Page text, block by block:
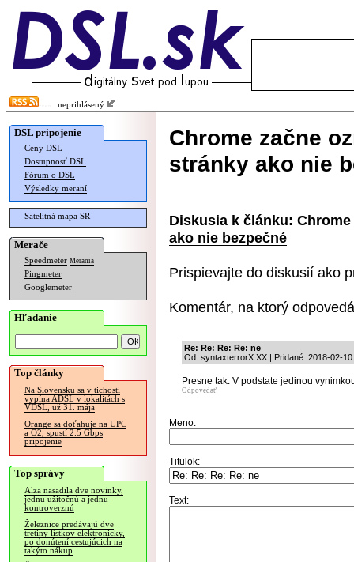
neprihlásený
DSL pripojenie
Ceny DSL
Dostupnosť DSL
Fórum o DSL
Výsledky meraní
Satelitná mapa SR
Merače
Speedmeter Merania
Pingmeter
Googlemeter
Hľadanie
Top články
Na Slovensku sa v tichosti
vypína ADSL v lokalitách s
VDSL, už 31. mája
Orange sa doťahuje na UPC
a O2, spustí 2.5 Gbps
pripojenie
Top správy
Alza nasadila dve novinky,
jednu užitočnú a jednu
kontroverznú
Železnice predávajú dve
tretiny lístkov elektronicky,
po donútení cestujúcich na
takýto nákup
Chrome začne
stránky ako nie
Diskusia k článku:
ako nie bezpečné
Prispievajte do diskusií ako
Komentár, na ktorý
Re: Re: Re: Re: ne
Od: syntaxterrorX XX | Pridané: 2018-02-10
Presne tak. V podstate jedinou
Odpovedať
Meno:
Titulok:
Text: